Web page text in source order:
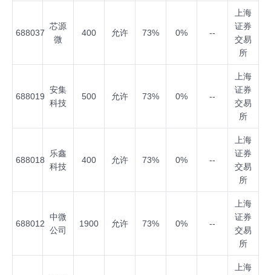
688037
芯源
微
400 允许 73% 0% --
上海
证券
交易
所
688019
安集
科技
500 允许 73% 0% --
上海
证券
交易
所
688018
乐鑫
科技
400 允许 73% 0% --
上海
证券
交易
所
688012
中微
公司
1900 允许 73% 0% --
上海
证券
交易
所
上海